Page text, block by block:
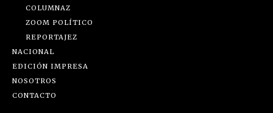
COLUMNAZ
ZOOM POLÍTICO
REPORTAJEZ
NACIONAL
EDICIÓN IMPRESA
NOSOTROS
CONTACTO